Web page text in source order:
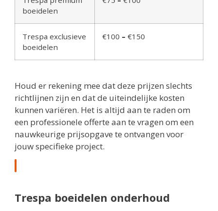
boeidelen
Trespa exclusieve
boeidelen
€100 – €150
Houd er rekening mee dat deze prijzen slechts
richtlijnen zijn en dat de uiteindelijke kosten
kunnen variëren. Het is altijd aan te raden om
een professionele offerte aan te vragen om een
nauwkeurige prijsopgave te ontvangen voor
jouw specifieke project.
Trespa boeidelen onderhoud